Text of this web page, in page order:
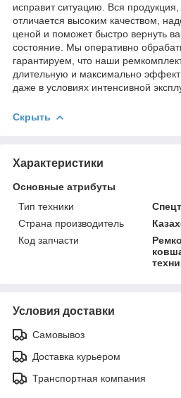
исправит ситуацию. Вся
отличается высоким качеством,
ценой и поможет быстро вернуть
состояние. Мы оперативно
гарантируем, что наши
длительную и максимально
даже в условиях интенсивной
Скрыть
Характеристики
Основные атрибуты
Тип техники
Страна производитель
Код запчасти
Условия доставки
Самовывоз
Доставка курьером
Транспортная компания